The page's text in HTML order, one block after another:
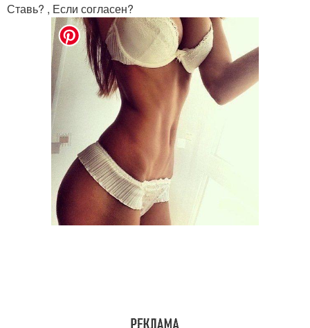
Ставь? , Если согласен?